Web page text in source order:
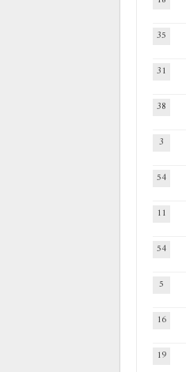
35
31
38
3
54
11
54
5
16
19